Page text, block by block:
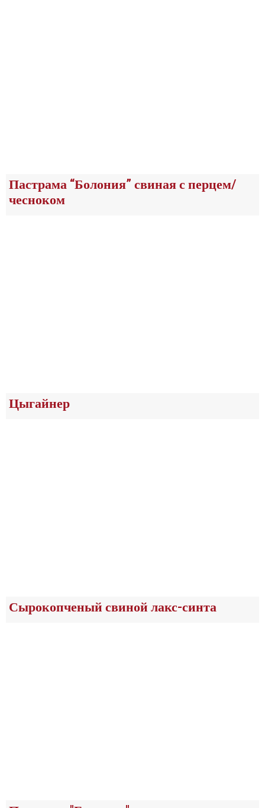
Пастрама “Болония” свиная с перцем/
чесноком
Цыгайнер
Сырокопченый свиной лакс-синта